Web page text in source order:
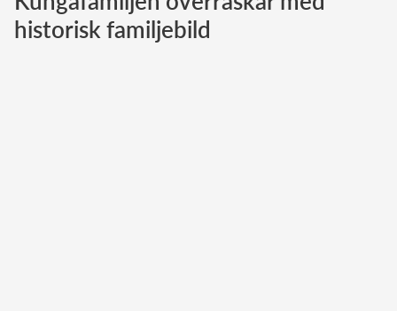
Norska kungahuset
historisk familjebild